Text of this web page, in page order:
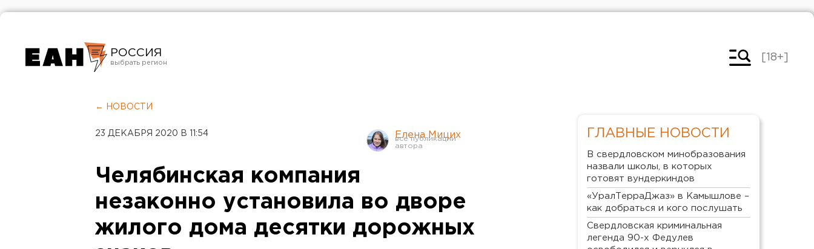
РОССИЯ
Челябинск
[18+]
← НОВОСТИ
23 ДЕКАБРЯ 2020 В 11:54 Елена Мицих
Челябинская компания
незаконно установила во дворе
жилого дома десятки дорожных
ГЛАВНЫЕ НОВОСТИ
В свердловском минобразования
назвали школы, в которых
готовят вундеркиндов
«УралТерраДжаз» в Камышлове –
как добраться и кого послушать
Свердловская криминальная
легенда 90-х Федулев